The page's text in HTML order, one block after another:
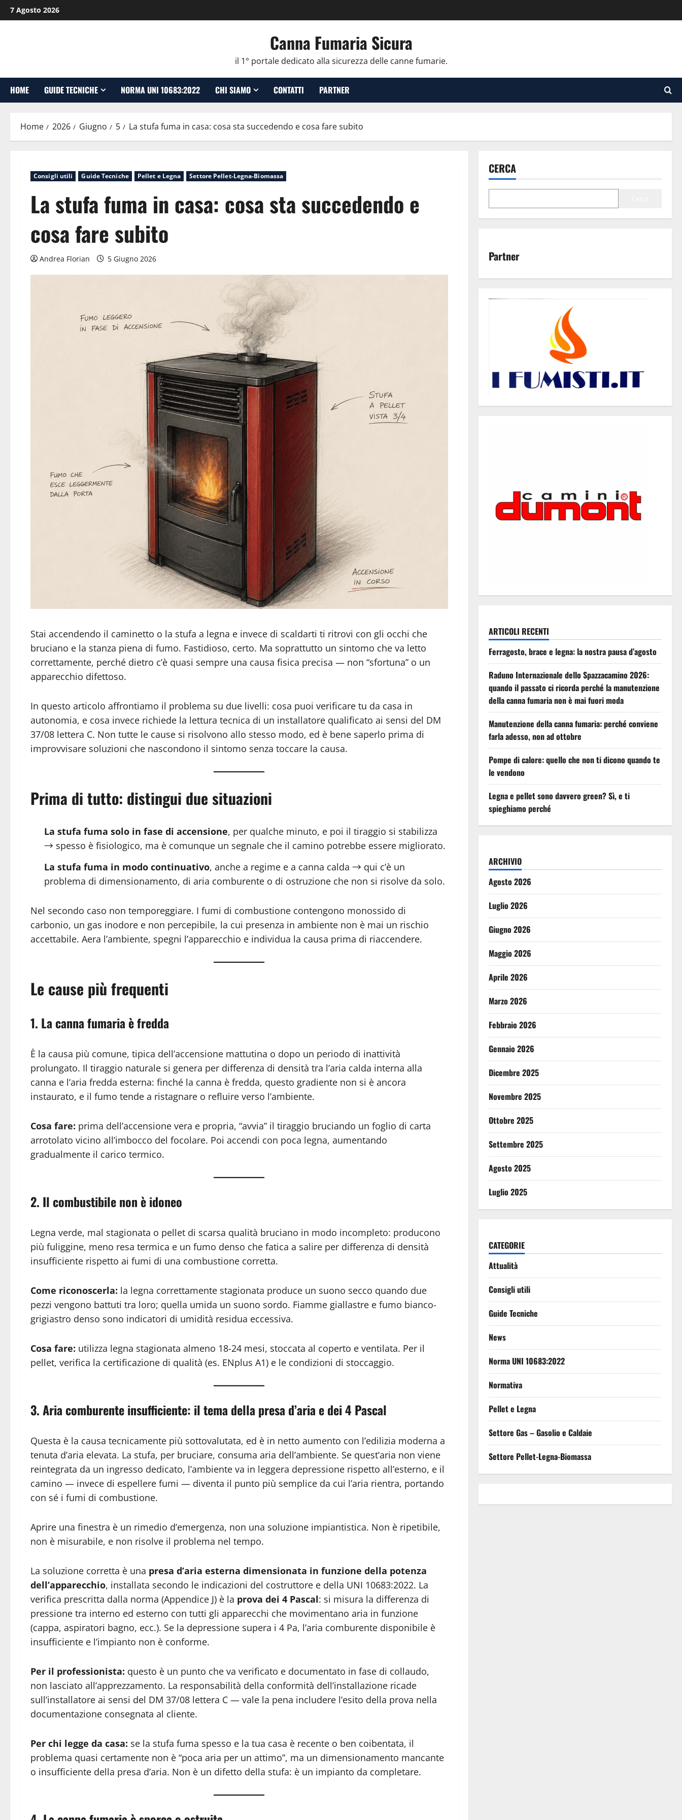
Vai
al
7 Agosto 2026
Canna Fumaria Sicura
il 1° portale dedicato alla sicurezza delle canne fumarie.
HOME GUIDE TECNICHE NORMA UNI 10683:2022 CHI SIAMO CONTATTI PARTNER
Home 2026 Giugno 5 La stufa fuma in casa: cosa sta succedendo e cosa fare subito
Consigli utili Guide Tecniche Pellet e Legna Settore Pellet-Legna-Biomassa
La stufa fuma in casa: cosa sta succedendo e
cosa fare subito
Andrea Florian 5 Giugno 2026
Stai accendendo il caminetto o la stufa a legna e invece di scaldarti ti ritrovi con gli occhi che
bruciano e la stanza piena di fumo. Fastidioso, certo. Ma soprattutto un sintomo che va letto
correttamente, perché dietro c’è quasi sempre una causa fisica precisa — non “sfortuna” o un
apparecchio difettoso.
In questo articolo affrontiamo il problema su due livelli: cosa puoi verificare tu da casa in
autonomia, e cosa invece richiede la lettura tecnica di un installatore qualificato ai sensi del DM
37/08 lettera C. Non tutte le cause si risolvono allo stesso modo, ed è bene saperlo prima di
improvvisare soluzioni che nascondono il sintomo senza toccare la causa.
Prima di tutto: distingui due situazioni
La stufa fuma solo in fase di accensione, per qualche minuto, e poi il tiraggio si stabilizza
→ spesso è fisiologico, ma è comunque un segnale che il camino potrebbe essere migliorato.
La stufa fuma in modo continuativo, anche a regime e a canna calda → qui c’è un
problema di dimensionamento, di aria comburente o di ostruzione che non si risolve da solo.
Nel secondo caso non temporeggiare. I fumi di combustione contengono monossido di
carbonio, un gas inodore e non percepibile, la cui presenza in ambiente non è mai un rischio
accettabile. Aera l’ambiente, spegni l’apparecchio e individua la causa prima di riaccendere.
Le cause più frequenti
1. La canna fumaria è fredda
È la causa più comune, tipica dell’accensione mattutina o dopo un periodo di inattività
prolungato. Il tiraggio naturale si genera per differenza di densità tra l’aria calda interna alla
canna e l’aria fredda esterna: finché la canna è fredda, questo gradiente non si è ancora
instaurato, e il fumo tende a ristagnare o refluire verso l’ambiente.
Cosa fare: prima dell’accensione vera e propria, “avvia” il tiraggio bruciando un foglio di carta
arrotolato vicino all’imbocco del focolare. Poi accendi con poca legna, aumentando
gradualmente il carico termico.
2. Il combustibile non è idoneo
Legna verde, mal stagionata o pellet di scarsa qualità bruciano in modo incompleto: producono
più fuliggine, meno resa termica e un fumo denso che fatica a salire per differenza di densità
insufficiente rispetto ai fumi di una combustione corretta.
Come riconoscerla: la legna correttamente stagionata produce un suono secco quando due
pezzi vengono battuti tra loro; quella umida un suono sordo. Fiamme giallastre e fumo bianco-
grigiastro denso sono indicatori di umidità residua eccessiva.
Cosa fare: utilizza legna stagionata almeno 18-24 mesi, stoccata al coperto e ventilata. Per il
pellet, verifica la certificazione di qualità (es. ENplus A1) e le condizioni di stoccaggio.
3. Aria comburente insufficiente: il tema della presa d’aria e dei 4 Pascal
Questa è la causa tecnicamente più sottovalutata, ed è in netto aumento con l’edilizia moderna a
tenuta d’aria elevata. La stufa, per bruciare, consuma aria dell’ambiente. Se quest’aria non viene
reintegrata da un ingresso dedicato, l’ambiente va in leggera depressione rispetto all’esterno, e il
camino — invece di espellere fumi — diventa il punto più semplice da cui l’aria rientra, portando
con sé i fumi di combustione.
Aprire una finestra è un rimedio d’emergenza, non una soluzione impiantistica. Non è ripetibile,
non è misurabile, e non risolve il problema nel tempo.
La soluzione corretta è una presa d’aria esterna dimensionata in funzione della potenza
dell’apparecchio, installata secondo le indicazioni del costruttore e della UNI 10683:2022. La
verifica prescritta dalla norma (Appendice J) è la prova dei 4 Pascal: si misura la differenza di
pressione tra interno ed esterno con tutti gli apparecchi che movimentano aria in funzione
(cappa, aspiratori bagno, ecc.). Se la depressione supera i 4 Pa, l’aria comburente disponibile è
insufficiente e l’impianto non è conforme.
Per il professionista: questo è un punto che va verificato e documentato in fase di collaudo,
non lasciato all’apprezzamento. La responsabilità della conformità dell’installazione ricade
sull’installatore ai sensi del DM 37/08 lettera C — vale la pena includere l’esito della prova nella
documentazione consegnata al cliente.
Per chi legge da casa: se la stufa fuma spesso e la tua casa è recente o ben coibentata, il
problema quasi certamente non è “poca aria per un attimo”, ma un dimensionamento mancante
o insufficiente della presa d’aria. Non è un difetto della stufa: è un impianto da completare.
CERCA
Partner
ARTICOLI RECENTI
Ferragosto, brace e legna: la nostra pausa d’agosto
Raduno Internazionale dello Spazzacamino 2026:
quando il passato ci ricorda perché la manutenzione
della canna fumaria non è mai fuori moda
Manutenzione della canna fumaria: perché conviene
farla adesso, non ad ottobre
Pompe di calore: quello che non ti dicono quando te
le vendono
Legna e pellet sono davvero green? Sì, e ti
spieghiamo perché
ARCHIVIO
Agosto 2026
Luglio 2026
Giugno 2026
Maggio 2026
Aprile 2026
Marzo 2026
Febbraio 2026
Gennaio 2026
Dicembre 2025
Novembre 2025
Ottobre 2025
Settembre 2025
Agosto 2025
Luglio 2025
CATEGORIE
Attualità
Consigli utili
Guide Tecniche
News
Norma UNI 10683:2022
Normativa
Pellet e Legna
Settore Gas – Gasolio e Caldaie
Settore Pellet-Legna-Biomassa